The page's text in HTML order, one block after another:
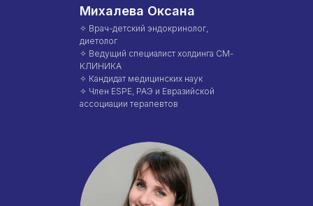
Михалева Оксана
✧ Врач-детский эндокринолог,
диетолог
✧ Ведущий специалист холдинга СМ-
КЛИНИКА
✧ Кандидат медицинских наук
✧ Член ESPE, РАЭ и Евразийской
ассоциации терапевтов
Международный центр медицинского
и фармацевтического образования
Проверить лицензию
ИНН/КПП 9702021368/770201001
ОГРН 1207700292690
8 800 444 10 82